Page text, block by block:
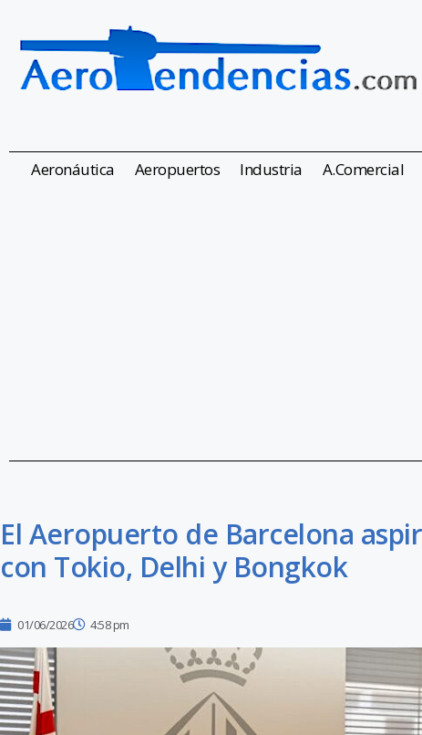
Aeronáutica Aeropuertos Industria A.Comercial
El Aeropuerto de Barcelona
con Tokio, Delhi y Bongkok
01/06/2026 4:58 pm